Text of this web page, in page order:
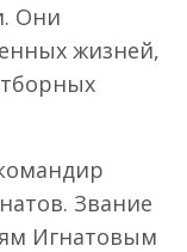
Они
жизней,
Звание
Игнатовым